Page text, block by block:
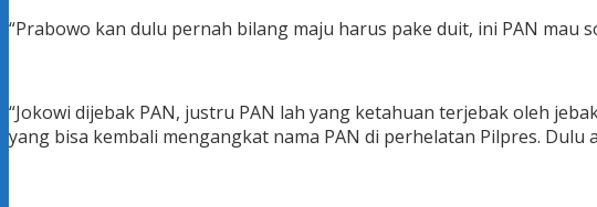
“Prabowo kan dulu pernah bilang maju harus pake duit, ini PAN mau
“Jokowi dijebak PAN, justru PAN lah yang ketahuan terjebak oleh
yang bisa kembali mengangkat nama PAN di perhelatan Pilpres. Dulu